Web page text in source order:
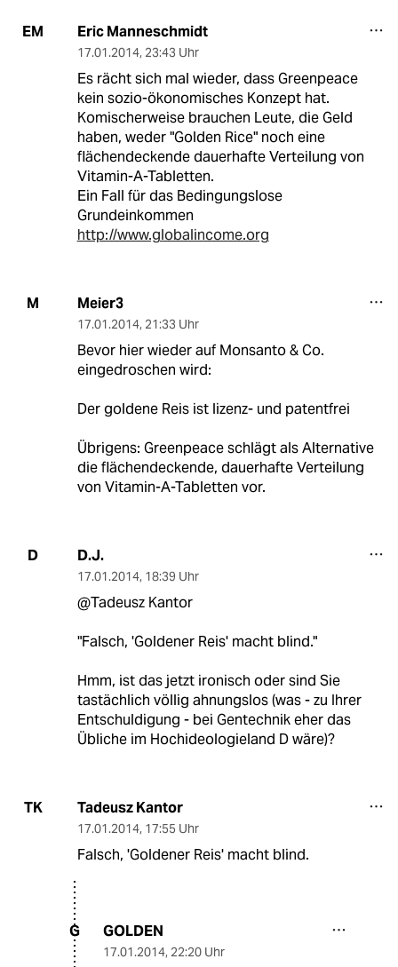
EM Eric Manneschmidt
17.01.2014, 23:43 Uhr
Es rächt sich mal wieder, dass Greenpeace
kein sozio-ökonomisches Konzept hat.
Komischerweise brauchen Leute, die Geld
haben, weder "Golden Rice" noch eine
flächendeckende dauerhafte Verteilung von
Vitamin-A-Tabletten.
Ein Fall für das Bedingungslose
Grundeinkommen
http://www.globalincome.org
M Meier3
17.01.2014, 21:33 Uhr
Bevor hier wieder auf Monsanto & Co.
eingedroschen wird:
Der goldene Reis ist lizenz- und patentfrei
Übrigens: Greenpeace schlägt als Alternative
die flächendeckende, dauerhafte Verteilung
von Vitamin-A-Tabletten vor.
D D.J.
17.01.2014, 18:39 Uhr
@Tadeusz Kantor
"Falsch, 'Goldener Reis' macht blind."
Hmm, ist das jetzt ironisch oder sind Sie
tastächlich völlig ahnungslos (was - zu Ihrer
Entschuldigung - bei Gentechnik eher das
Übliche im Hochideologieland D wäre)?
TK Tadeusz Kantor
17.01.2014, 17:55 Uhr
Falsch, 'Goldener Reis' macht blind.
G GOLDEN
17.01.2014, 22:20 Uhr